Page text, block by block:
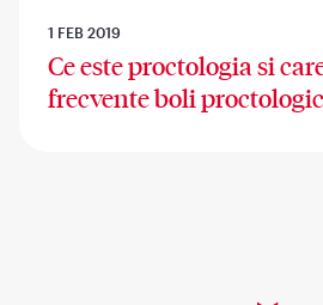
1 FEB 2019
Ce este proctologia si
frecvente boli